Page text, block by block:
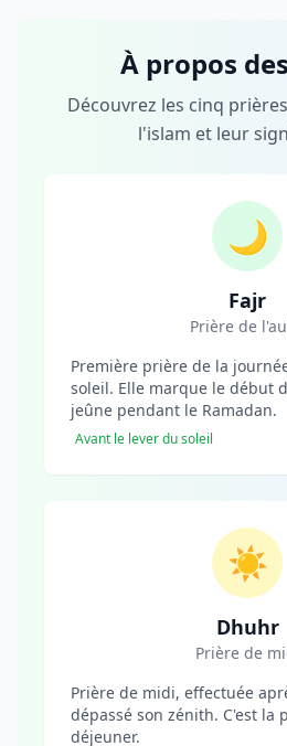
À propos
Découvrez les cinq
l'islam et leur
🌙
Fajr
Prière de
Première prière de la
soleil. Elle marque le début
jeûne pendant le Ramadan.
Avant le lever du soleil
☀️
Dhuhr
Prière de
Prière de midi, effectuée
dépassé son zénith. C'est la
déjeuner.